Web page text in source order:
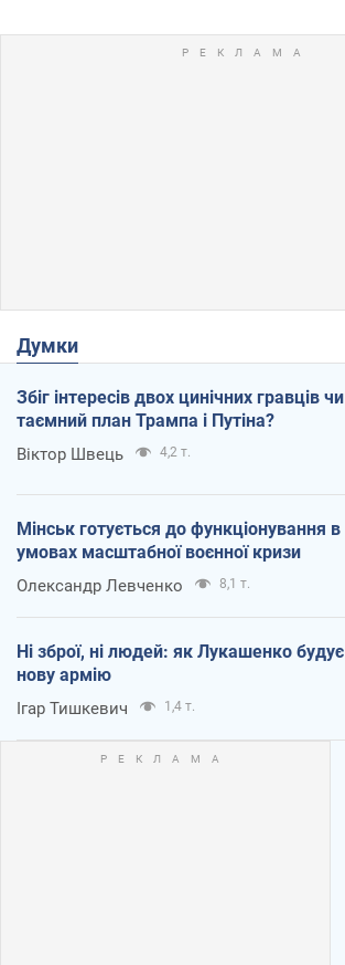
Думки
Збіг інтересів двох цинічних гравців чи
таємний план Трампа і Путіна?
Віктор Швець 4,2 т.
Мінськ готується до функціонування в
умовах масштабної воєнної кризи
Олександр Левченко 8,1 т.
Ні зброї, ні людей: як Лукашенко будує
нову армію
Ігар Тишкевич 1,4 т.